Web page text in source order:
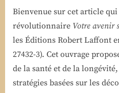
Bienvenue sur cet article qui
révolutionnaire Votre avenir
les Éditions Robert Laffont
27432-3). Cet ouvrage
de la santé et de la
stratégies basées sur les